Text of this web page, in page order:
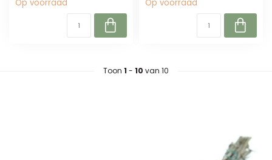
Op voorraad Op voorraad
Toon 1 - 10 van 10